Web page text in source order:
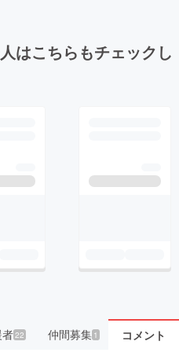
はこちらもチェックし
22 仲間募集 1 コメント